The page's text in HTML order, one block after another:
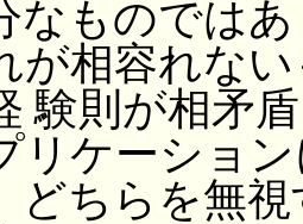
なものでは
が相容れな
験則が相矛
リケーショ
どちらを無